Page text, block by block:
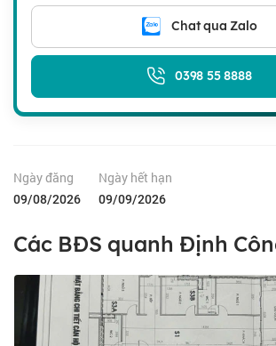
Chat qua Zalo
0398 55 8888
Ngày đăng
09/08/2026
Ngày hết hạn
09/09/2026
Các BĐS quanh Định